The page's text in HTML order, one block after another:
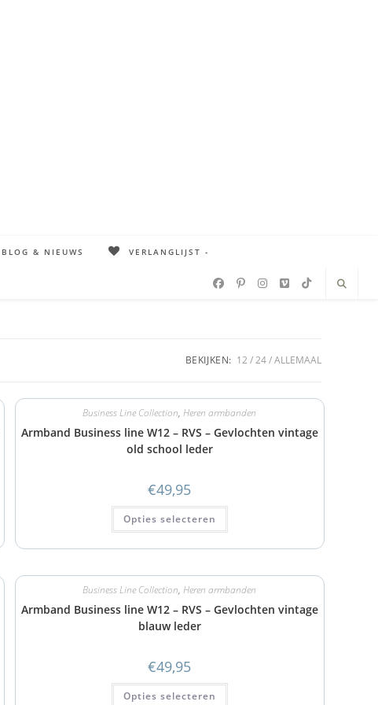
BLOG & NIEUWS VERLANGLIJST -
BEKIJKEN: 12 24 ALLEMAAL
Business Line Collection,Heren armbanden
Armband Business line W12 – RVS – Gevlochten vintage
old school leder
€49,95
Opties selecteren
Business Line Collection,Heren armbanden
Armband Business line W12 – RVS – Gevlochten vintage
blauw leder
€49,95
Opties selecteren